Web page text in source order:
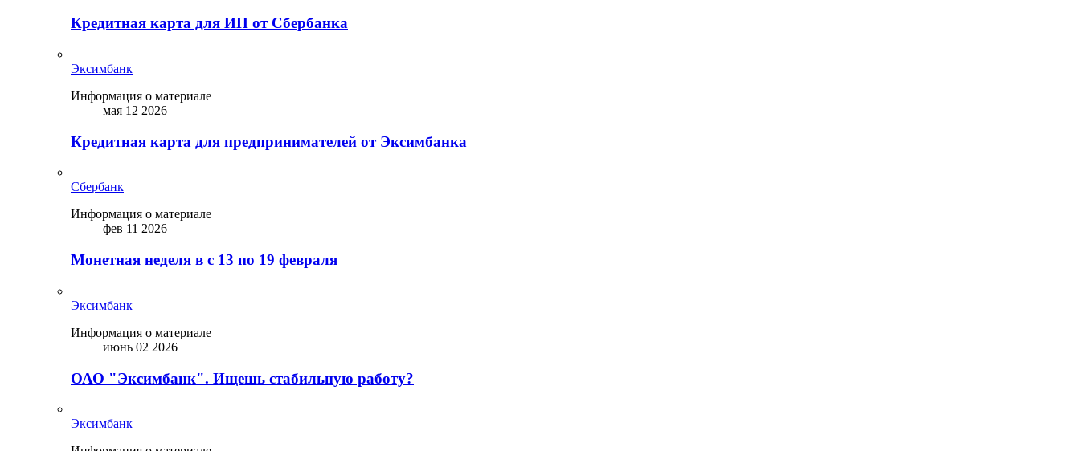
Кредитная карта для ИП от Сбербанка
Эксимбанк
Информация о материале
мая 12 2026
Кредитная карта для предпринимателей от Эксимбанка
Сбербанк
Информация о материале
фев 11 2026
Монетная неделя в с 13 по 19 февраля
Эксимбанк
Информация о материале
июнь 02 2026
ОАО "Эксимбанк". Ищешь стабильную работу?
Эксимбанк